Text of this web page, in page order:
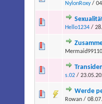
NylonRoxy/
Hello1234 /
s.02 /
Werde
Rowan /